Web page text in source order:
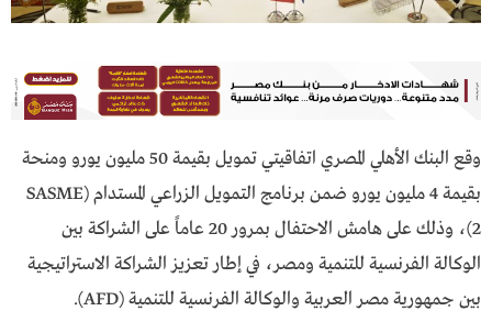
وقع البنك الأهلي المصري اتفاقيتي تمويل بقيمة 50 مليون يورو ومنحة
بقيمة 4 مليون يورو ضمن برنامج التمويل الزراعي المستدام (SASME
2)، وذلك على هامش الاحتفال بمرور 20 عاماً على الشراكة بين
الوكالة الفرنسية للتنمية ومصر، في إطار تعزيز الشراكة الاستراتيجية
بين جمهورية مصر العربية والوكالة الفرنسية للتنمية (AFD).